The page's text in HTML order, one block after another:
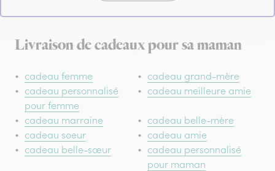
Livraison de cadeaux pour sa maman
cadeau femme
cadeau grand-mère
cadeau personnalisé
pour femme
cadeau meilleure amie
cadeau marraine
cadeau belle-mère
cadeau soeur
cadeau amie
cadeau belle-sœur
cadeau personnalisé
pour maman